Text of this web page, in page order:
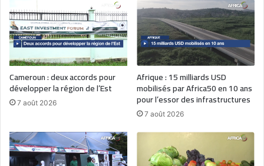
Cameroun : deux accords pour
développer la région de l’Est
7 août 2026
Afrique : 15 milliards USD
mobilisés par Africa50 en 10 ans
pour l’essor des infrastructures
7 août 2026